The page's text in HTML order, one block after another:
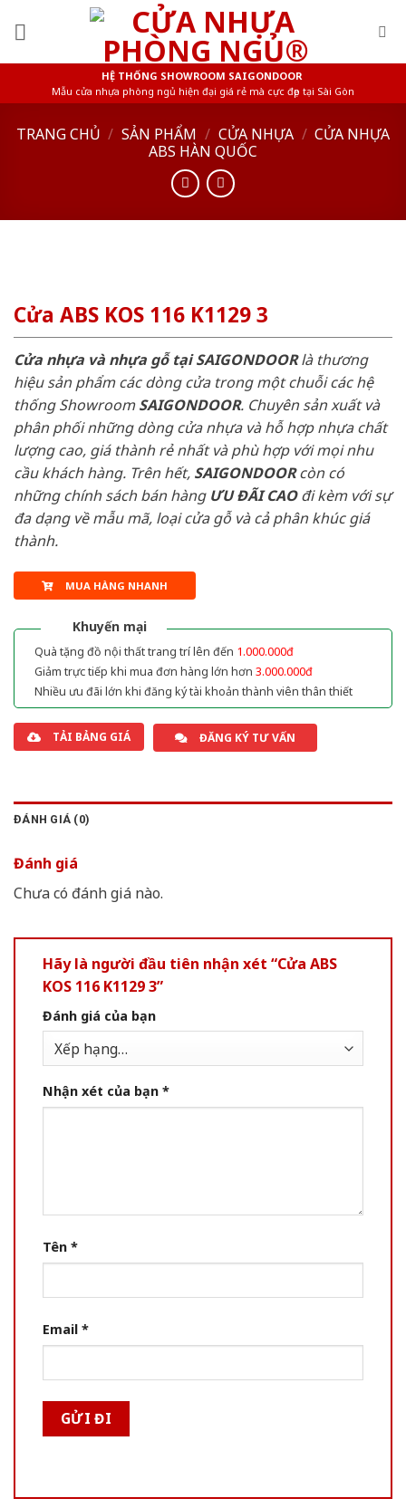
HỆ THỐNG SHOWROOM SAIGONDOOR
Mẫu cửa nhựa phòng ngủ hiện đại giá rẻ mà cực đẹp tại Sài Gòn
TRANG CHỦ / SẢN PHẨM / CỬA NHỰA / CỬA NHỰA
ABS HÀN QUỐC
Cửa ABS KOS 116 K1129 3
Cửa nhựa và nhựa gỗ tại SAIGONDOORlà thương
hiệu sản phẩm các dòng cửa trong một chuỗi các hệ
thống ShowroomSAIGONDOOR. Chuyên sản xuất và
phân phối những dòng cửa nhựa và hỗ hợp nhựa chất
lượng cao, giá thành rẻ nhất và phù hợp với mọi nhu
cầu khách hàng. Trên hết, SAIGONDOORcòn có
những chính sách bán hàng ƯU ĐÃI CAOđi kèm với sự
đa dạng về mẫu mã, loại cửa gỗ và cả phân khúc giá
thành.
MUA HÀNG NHANH
Khuyến mại
Quà tặng đồ nội thất trang trí lên đến 1.000.000đ
Giảm trực tiếp khi mua đơn hàng lớn hơn 3.000.000đ
Nhiều ưu đãi lớn khi đăng ký tài khoản thành viên thân thiết
TẢI BẢNG GIÁ ĐĂNG KÝ TƯ VẤN
ĐÁNH GIÁ (0)
Đánh giá
Chưa có đánh giá nào.
Hãy là người đầu tiên nhận xét “Cửa ABS
KOS 116 K1129 3”
Đánh giá của bạn
Nhận xét của bạn *
Tên *
Email *